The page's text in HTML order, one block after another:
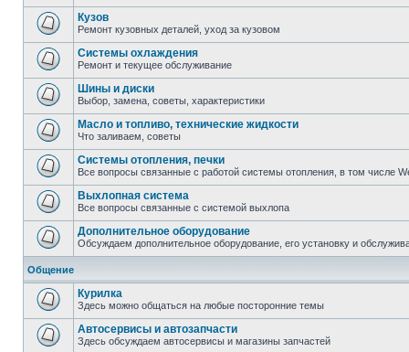
Кузов
Ремонт кузовных деталей, уход за кузовом
Системы охлаждения
Ремонт и текущее обслуживание
Шины и диски
Выбор, замена, советы, характеристики
Масло и топливо, технические жидкости
Что заливаем, советы
Системы отопления, печки
Все вопросы связанные с работой системы отопления, в том числе
Выхлопная система
Все вопросы связанные с системой выхлопа
Дополнительное оборудование
Обсуждаем дополнительное оборудование, его установку и
Общение
Курилка
Здесь можно общаться на любые посторонние темы
Автосервисы и автозапчасти
Здесь обсуждаем автосервисы и магазины запчастей